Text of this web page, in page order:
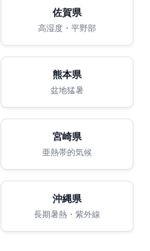
佐賀県
高湿度・平野部
熊本県
盆地猛暑
宮崎県
亜熱帯的気候
沖縄県
長期暑熱・紫外線